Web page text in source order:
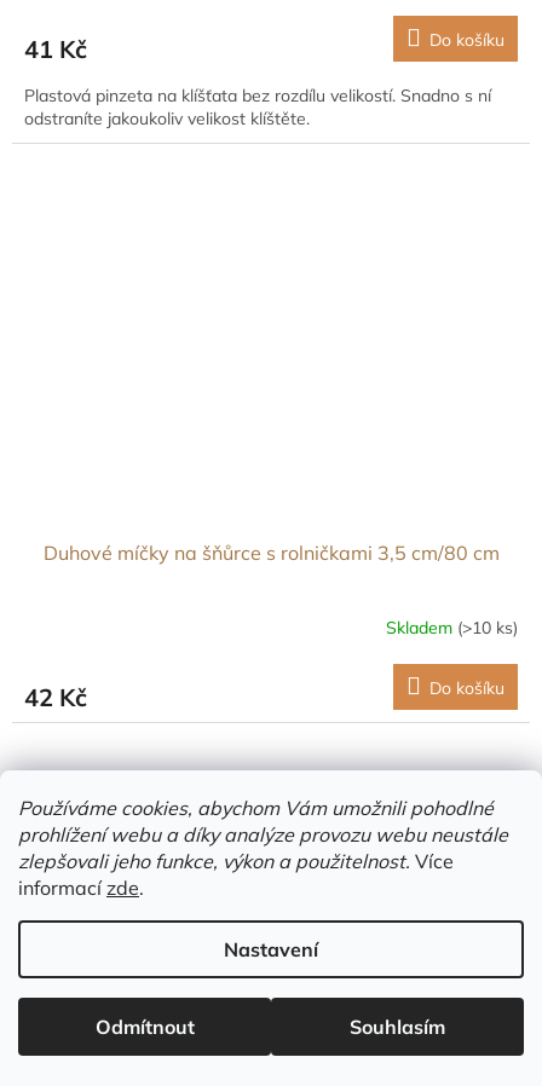
Používáme cookies, abychom Vám umožnili pohodlné
prohlížení webu a díky analýze provozu webu neustále
zlepšovali jeho funkce, výkon a použitelnost. Více
informacízde.
Nastavení
Odmítnout Souhlasím
41 Kč Do košíku
Plastová pinzeta na klíšťata bez rozdílu velikostí. Snadno s ní
odstraníte jakoukoliv velikost klíštěte.
Duhové míčky na šňůrce s rolničkami 3,5 cm/80 cm
Skladem (>10 ks)
42 Kč Do košíku